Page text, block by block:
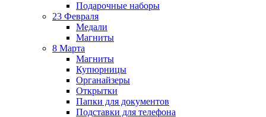
Подарочные наборы
23 Февраля
Медали
Магниты
8 Марта
Магниты
Купюрницы
Органайзеры
Открытки
Папки для документов
Подставки для телефона